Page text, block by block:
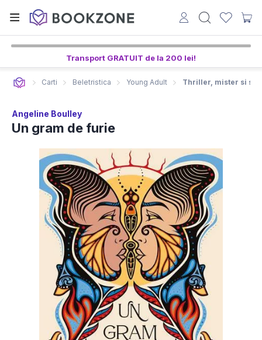
Transport GRATUIT de la 200 lei!
Carti Beletristica Young Adult Thriller, mister si
Angeline Boulley
Un gram de furie